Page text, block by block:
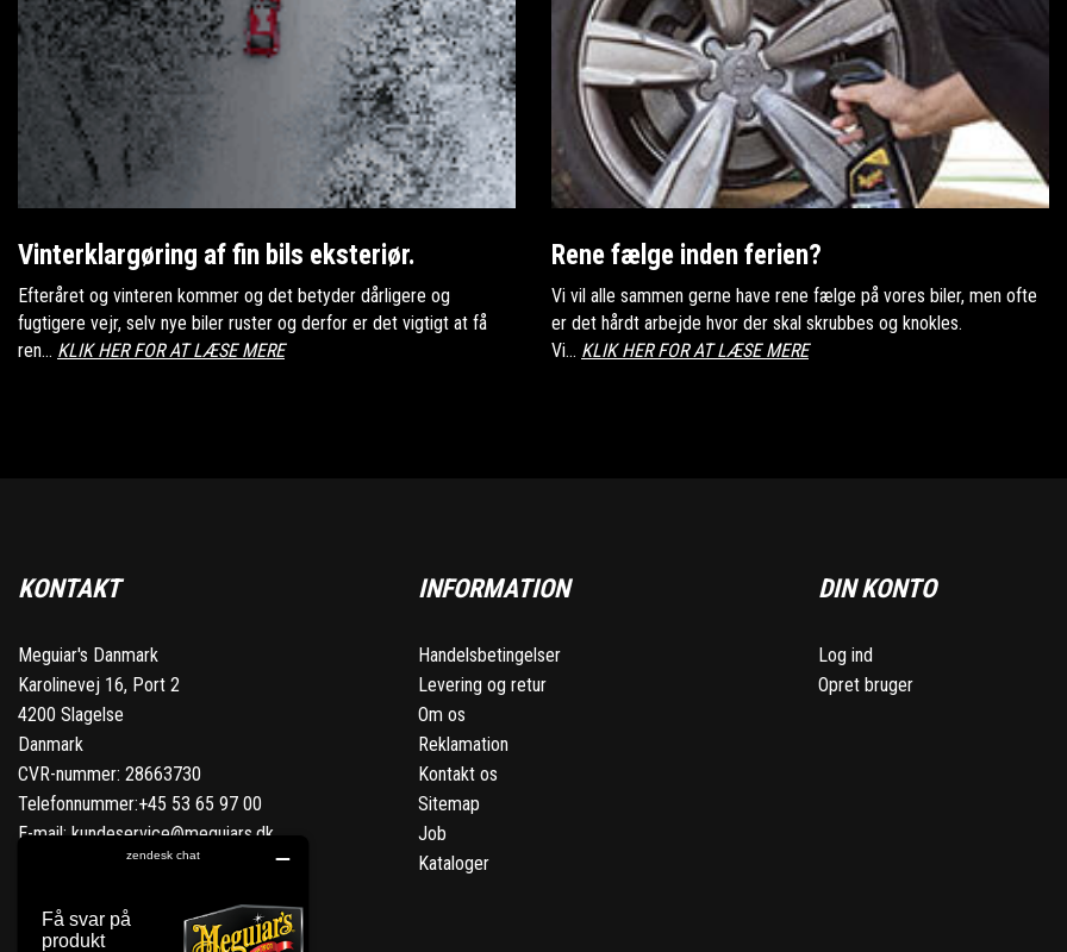
Vinterklargøring af fin bils eksteriør.
Efteråret og vinteren kommer og det betyder dårligere og
fugtigere vejr, selv nye biler ruster og derfor er det vigtigt at få
ren... KLIK HER FOR AT LÆSE MERE
Rene fælge inden ferien?
Vi vil alle sammen gerne have rene fælge på vores biler, men ofte
er det hårdt arbejde hvor der skal skrubbes og knokles.
Vi... KLIK HER FOR AT LÆSE MERE
KONTAKT
Meguiar's Danmark
Karolinevej 16, Port 2
4200 Slagelse
Danmark
CVR-nummer: 28663730
Telefonnummer:+45 53 65 97 00
E-mail: kundeservice@meguiars.dk
INFORMATION
Handelsbetingelser
Levering og retur
Om os
Reklamation
Kontakt os
Sitemap
Job
Kataloger
DIN KONTO
Log ind
Opret bruger